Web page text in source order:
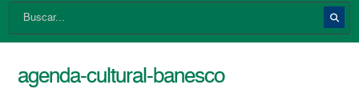
agenda-cultural-banesco